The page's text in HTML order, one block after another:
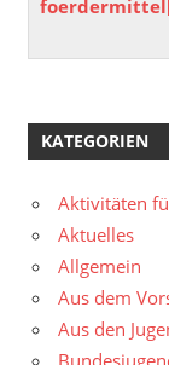
KATEGORIEN
Aktivitäten
Aktuelles
Allgemein
Aus dem
Aus den